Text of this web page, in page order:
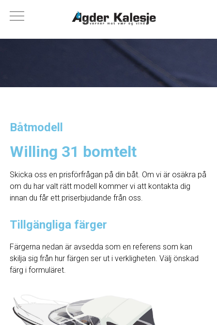
Båtmodell
Willing 31 bomtelt
Skicka oss en prisförfrågan på din båt. Om vi ​​är osäkra på
om du har valt rätt modell kommer vi att kontakta dig
innan du får ett priserbjudande från oss.
Tillgängliga färger
Färgerna nedan är avsedda som en referens som kan
skilja sig från hur färgen ser ut i verkligheten. Välj önskad
färg i formuläret.